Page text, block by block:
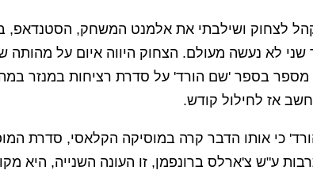
לצחוק ושילבתי את אלמנט המשחק, הסטנדאפ,
לא נעשה מעולם. הצחוק היווה איום על מהותה
אז לחילול קודש.
כי אותו הדבר קרה במוסיקה הקלאסי, סדרת
ע"ש צ'ארלס ברונפמן, זו העונה השנייה, היא